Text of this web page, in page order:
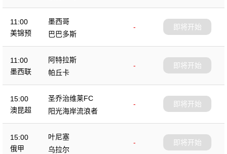
11:00
美锦预
墨西哥
-
巴巴多斯
即将开始
11:00
墨西联
阿特拉斯
-
帕丘卡
即将开始
15:00
澳昆超
圣乔治维莱FC
-
阳光海岸流浪者
即将开始
15:00
俄甲
叶尼塞
-
乌拉尔
即将开始